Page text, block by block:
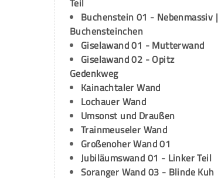
Teil
Buchenstein 01 - Nebenmassiv |
Buchensteinchen
Giselawand 01 - Mutterwand
Giselawand 02 - Opitz
Gedenkweg
Kainachtaler Wand
Lochauer Wand
Umsonst und Draußen
Trainmeuseler Wand
Großenoher Wand 01
Jubiläumswand 01 - Linker Teil
Soranger Wand 03 - Blinde Kuh